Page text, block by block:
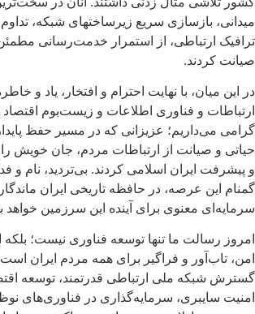
میدانی، بازسازی سریع زیرساختهای شبکه‌،
ترافیک ارتباطی، از استمرار خدمت‌رسانی
صیانت کردند.
در این میان، با نهایت احترام و افتخار، یاد و
ارتباطات و فناوری اطلاعات و زیست‌بوم اقتصاد
گرامی می‌داریم؛ عزیزانی که در مسیر حفظ
حیاتی و صیانت از ارتباطات مردم، جان خویش
و پیشرفت ایران اسلامی کردند. بی‌تردید، نام و
گمنام این عرصه، در حافظه تاریخی ایران
سرمایه‌ای معنوی برای آینده این سرزمین خواهد
امروز رسالت ما تنها توسعه فناوری نیست؛
امن، تاب‌آور و فراگیر برای همه مردم ایران
گسترش شبکه ملی ارتباطی قدرتمند، توسعه
امنیت سایبری، سرمایه‌گذاری در فناوری‌های